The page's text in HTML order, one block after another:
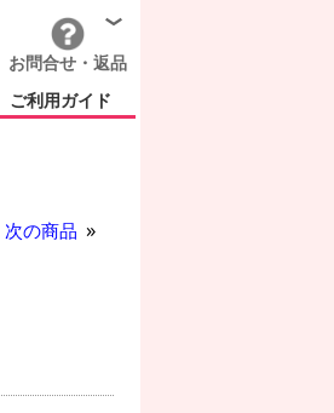
お問合せ・返品
ご利用ガイド
次の商品